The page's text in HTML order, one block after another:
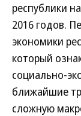
республики
2016 годов.
экономики
который
социально-
ближайшие
сложную